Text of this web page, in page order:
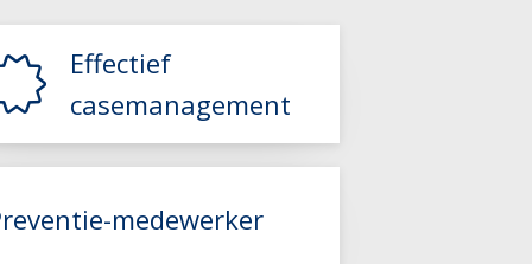
Effectief
casemanagement
medewerker